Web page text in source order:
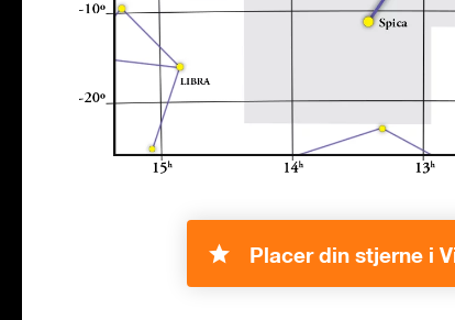
Placer din stjerne i